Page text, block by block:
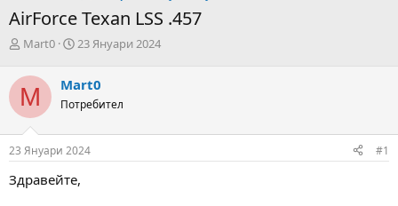
AirForce Texan LSS .457
А
т
о
р
н
а
т
м
Mart0
Н
а
л
а
Д
т
23 Януари 2024
M Mart0
Потребител
23 Януари 2024 #1
Здравейте,